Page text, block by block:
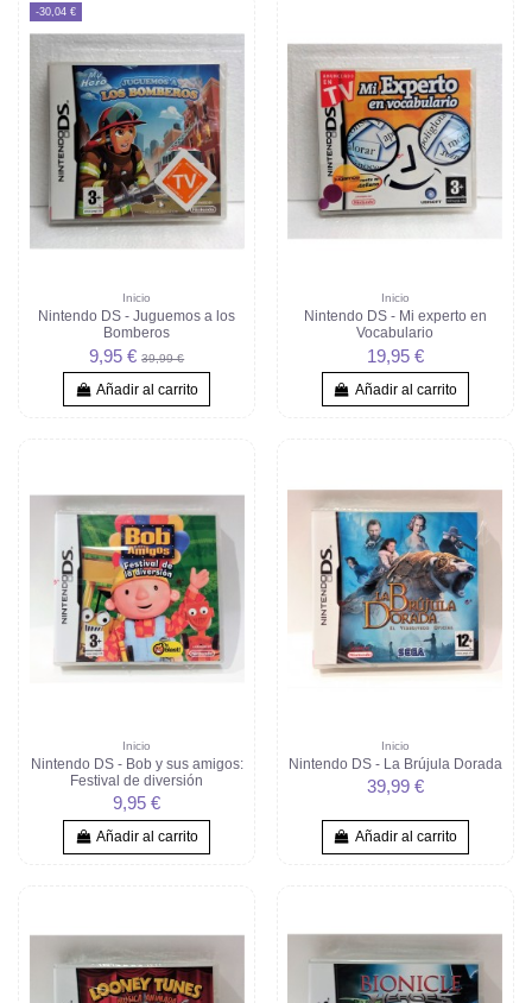
-30,04 €
Inicio
Nintendo DS - Juguemos a los
Bomberos
9,95 €39,99 €
Añadir al carrito
Inicio
Nintendo DS - Mi experto en
Vocabulario
19,95 €
Añadir al carrito
Inicio
Nintendo DS - Bob y sus amigos:
Festival de diversión
9,95 €
Añadir al carrito
Inicio
Nintendo DS - La Brújula Dorada
39,99 €
Añadir al carrito